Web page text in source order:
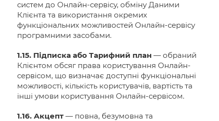
систем до Онлайн-сервісу, обміну Даними
Клієнта та використання окремих
функціональних можливостей Онлайн-сервісу
програмними засобами.
1.15. Підписка або Тарифний план — обраний
Клієнтом обсяг права користування Онлайн-
сервісом, що визначає доступні функціональні
можливості, кількість користувачів, вартість та
інші умови користування Онлайн-сервісом.
1.16. Акцепт — повна, безумовна та